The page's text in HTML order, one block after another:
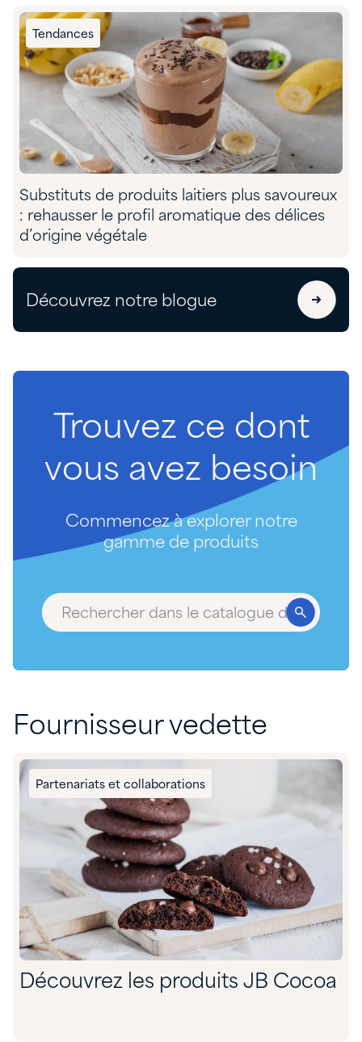
Tendances
Substituts de produits laitiers plus savoureux
: rehausser le profil aromatique des délices
d’origine végétale
Découvrez notre blogue
Trouvez ce dont
vous avez besoin
Commencez à explorer notre
gamme de produits
Fournisseur vedette
Partenariats et collaborations
Découvrez les produits JB Cocoa